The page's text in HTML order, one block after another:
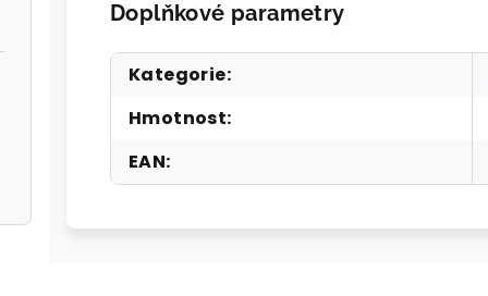
Doplňkové parametry
Kategorie:
Hmotnost:
EAN: